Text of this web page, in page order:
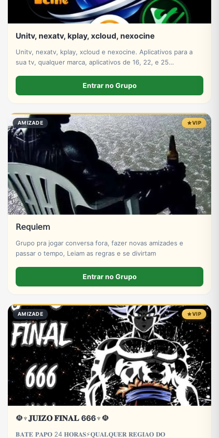
Unitv, nexatv, kplay, xcloud, nexocine
Unitv, nexatv, kplay, xcloud e nexocine. Aplicativos para a
sua tv, qualquer marca, aplicativos de 16, 22, e 25
Entrar no Grupo
AMIZADE VIP
𝖱𝖾𝗊𝗎𝗂𝖾𝗆
Grupo pra jogar conversa fora, fazer novas amizades e
passar o tempo, Leiam as regras e se divirtam
Entrar no Grupo
AMIZADE VIP
☫♆𝐉𝐔𝐈𝐙𝐎 𝐅𝐈𝐍𝐀𝐋 666♆☫
𝐁𝐀𝐓𝐄 𝐏𝐀𝐏𝐎 24 𝐇𝐎𝐑𝐀𝐒⚡𝐐𝐔𝐀𝐋𝐐𝐔𝐄𝐑 𝐑𝐄𝐆𝐈𝐀𝐎 𝐃𝐎